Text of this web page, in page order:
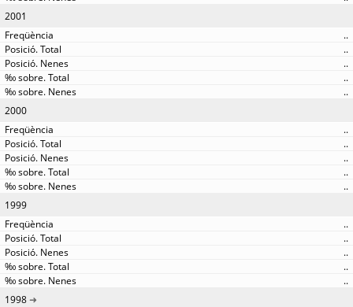
2001
..
..
..
..
..
2000
..
..
..
..
..
1999
..
..
..
..
..
1998